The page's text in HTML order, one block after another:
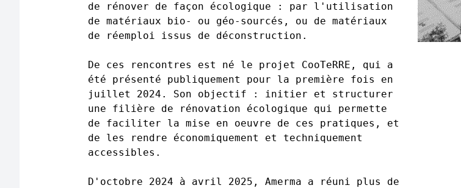
de rénover de façon écologique : par l'utilisation
de matériaux bio- ou géo-sourcés, ou de matériaux
de réemploi issus de déconstruction.
De ces rencontres est né le projet CooTeRRE, qui a
été présenté publiquement pour la première fois en
juillet 2024. Son objectif : initier et structurer
une filière de rénovation écologique qui permette
de faciliter la mise en oeuvre de ces pratiques, et
de les rendre économiquement et techniquement
accessibles.
D'octobre 2024 à avril 2025, Amerma a réuni plus de